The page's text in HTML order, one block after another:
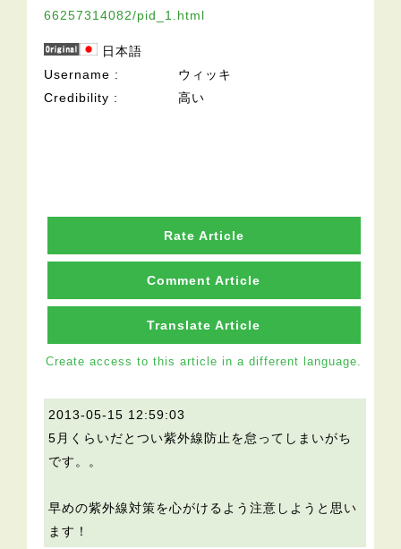
66257314082/pid_1.html
日本語
Username
ウィッキ
Credibility
高い
Rate Article
Comment Article
Translate Article
Create access to this article in a different language.
2013-05-15 12:59:03
5月くらいだとつい紫外線防止を怠ってしまいがち
です。。
早めの紫外線対策を心がけるよう注意しようと思い
ます！